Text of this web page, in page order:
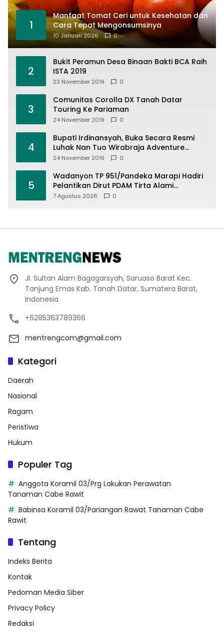
1
Manfaat Tomat Ceri untuk Kesehatan dan
Cara Tepat Mengonsumsinya
10 Januari 2026 0
2
Bukit Peramun Desa Binaan Bakti BCA Raih
ISTA 2019
23 November 2019 0
3
Comunitas Corolla DX Tanah Datar
Touring Ke Pariaman
24 November 2019 0
4
Bupati Irdinansyah, Buka Secara Resmi
Luhak Nan Tuo Wirabraja Adventure
Offroad 2019
24 November 2019 0
5
Wadanyon TP 951/Pandeka Marapi Hadiri
Pelantikan Dirut PDAM Tirta Alami
Batusangkar, Dukung Sinergi BUMD dan
7 Agustus 2026 0
Jl. Sultan Alam Bagagarsyah, Saruaso Barat Kec.
Tanjung Emas Kab. Tanah Datar, Sumatera Barat,
Indonesia
+6285363789366
mentrengcom@gmail.com
Kategori
Daerah
Nasional
Ragam
Peristiwa
Hukum
Populer Tag
Anggota Koramil 03/Prg Lakukan Perawatan
Tanaman Cabe Rawit
Babinsa Koramil 03/Pariangan Rawat Tanaman Cabe
Rawit
Tentang
Indeks Berita
Kontak
Pedoman Media Siber
Privacy Policy
Redaksi